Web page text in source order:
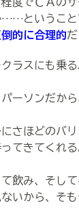
ということ
的に合理的
ラスにも乗
ーソンだか
さほどのバ
てきてくれ
飲み、そして
いから、そも